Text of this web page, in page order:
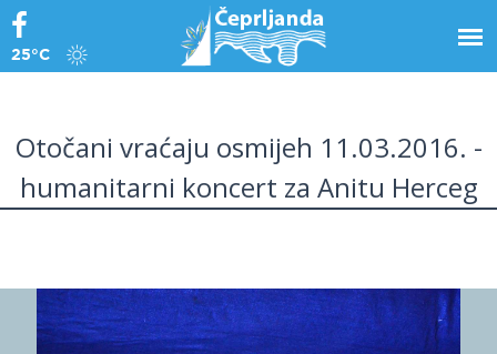
25°C
Otočani vraćaju osmijeh 11.03.2016. -
humanitarni koncert za Anitu Herceg